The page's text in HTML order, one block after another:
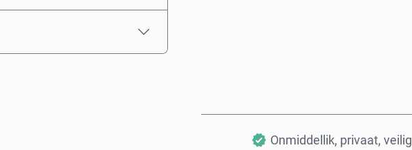
Onmiddellik, privaat, veilig